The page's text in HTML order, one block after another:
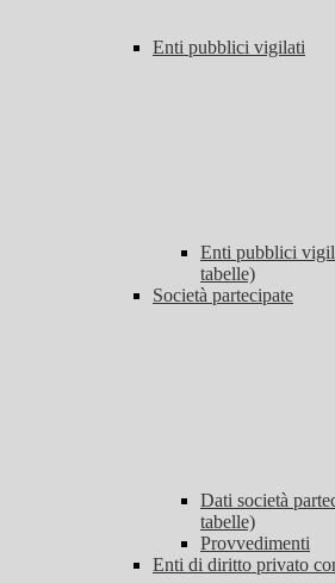
Enti pubblici vigilati
Enti pubblici
tabelle)
Società partecipate
Dati società
tabelle)
Provvedimenti
Enti di diritto privato